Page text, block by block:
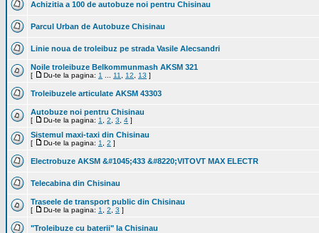
Achizitia a 100 de autobuze noi pentru Chisinau
Parcul Urban de Autobuze Chisinau
Linie noua de troleibuz pe strada Vasile Alecsandri
Noile troleibuze Belkommunmash AKSM 321
[ Du-te la pagina: 1 11 12 13 ]
Troleibuzele articulate AKSM 43303
Autobuze noi pentru Chisinau
[ Du-te la pagina: 1 2 3 4 ]
Sistemul maxi-taxi din Chisinau
[ Du-te la pagina: 1 2 ]
Electrobuze AKSM &#1045;433 &#8220;VITOVT MAX ELECTR
Telecabina din Chisinau
Traseele de transport public din Chisinau
[ Du-te la pagina: 1 2 3 ]
"Troleibuze cu baterii" la Chisinau